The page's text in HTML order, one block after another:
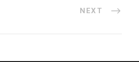
NEXT